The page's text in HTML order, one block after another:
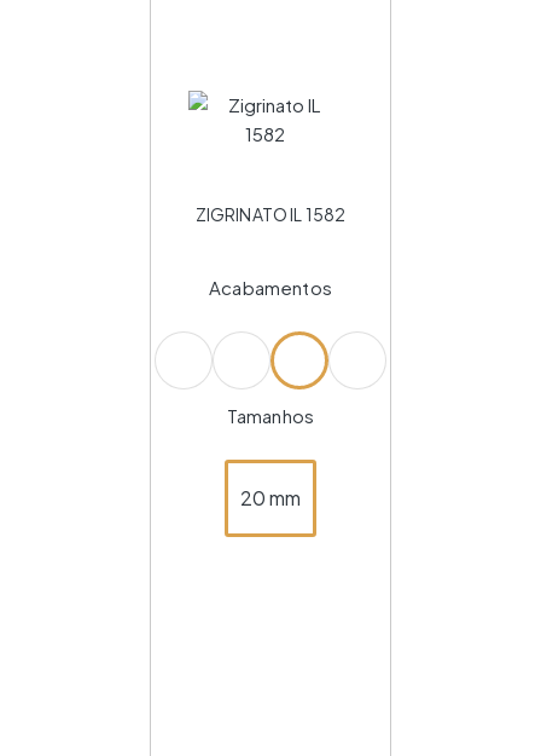
ZIGRINATO IL 1582
Acabamentos
Tamanhos
20 mm